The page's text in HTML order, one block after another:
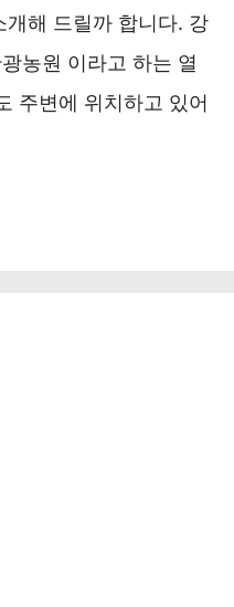
해 드릴까 합니다. 강
농원 이라고 하는 열
주변에 위치하고 있어